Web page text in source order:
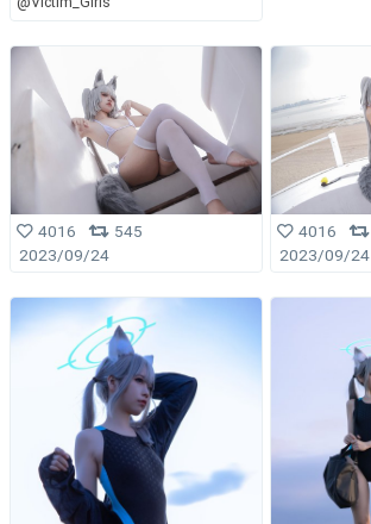
4016
545
2023/09/24
4016
2023/09/24